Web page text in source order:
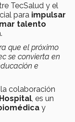
TecSalud y el
para impulsar
talento
que el próximo
se convierta en
e
colaboración
, es un
y